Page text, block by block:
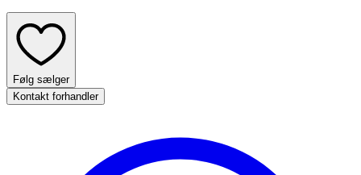
Følg sælger
Kontakt forhandler